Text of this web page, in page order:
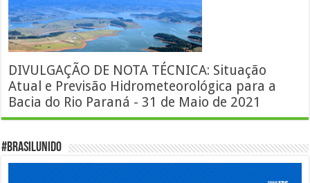
DIVULGAÇÃO DE NOTA TÉCNICA: Situação
Atual e Previsão Hidrometeorológica para a
Bacia do Rio Paraná - 31 de Maio de 2021
#BrasilUnido